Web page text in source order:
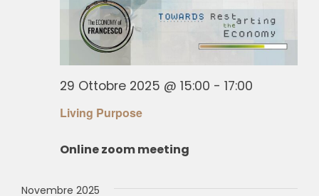
Living Purpose
29 Ottobre 2025 @ 15:00 - 17:00
Online zoom meeting
Novembre 2025